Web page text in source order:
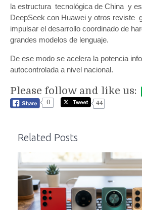
la estructura tecnológica de China y
DeepSeek con Huawei y otros reviste
impulsar el desarrollo coordinado de
grandes modelos de lenguaje.
De ese modo se acelera la potencia
autocontrolada a nivel nacional.
Please follow and like us:
0
44
Related Posts